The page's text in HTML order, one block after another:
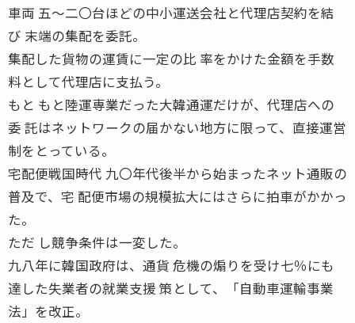
車両 五〜二〇台ほどの中小運送会社と代理店契約を結
び 末端の集配を委託。
集配した貨物の運賃に一定の比 率をかけた金額を手数
料として代理店に支払う。
もと もと陸運専業だった大韓通運だけが、代理店への
委 託はネットワークの届かない地方に限って、直接運営
制をとっている。
宅配便戦国時代 九〇年代後半から始まったネット通販の
普及で、宅 配便市場の規模拡大にはさらに拍車がかかっ
た。
ただ し競争条件は一変した。
九八年に韓国政府は、通貨 危機の煽りを受け七％にも
達した失業者の就業支援 策として、「自動車運輸事業
法」を改正。